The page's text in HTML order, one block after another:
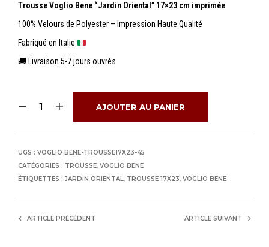
Trousse Voglio Bene “Jardin Oriental” 17×23 cm imprimée
100% Velours de Polyester – Impression Haute Qualité
Fabriqué en Italie
🚚 Livraison 5-7 jours ouvrés
AJOUTER AU PANIER
UGS : VOGLIO BENE-TROUSSE17X23-45
CATÉGORIES : TROUSSE, VOGLIO BENE
ÉTIQUETTES : JARDIN ORIENTAL, TROUSSE 17X23, VOGLIO BENE
ARTICLE PRÉCÉDENT ARTICLE SUIVANT